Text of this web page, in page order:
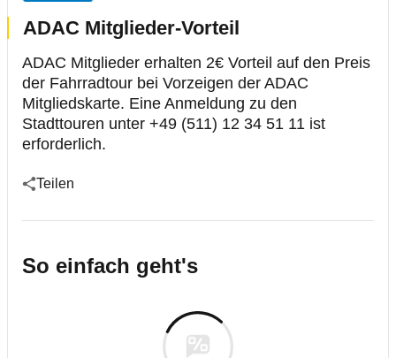
ADAC Mitglieder-Vorteil
ADAC Mitglieder erhalten 2€ Vorteil auf den Preis
der Fahrradtour bei Vorzeigen der ADAC
Mitgliedskarte. Eine Anmeldung zu den
Stadttouren unter +49 (511) 12 34 51 11 ist
erforderlich.
Teilen
So einfach geht's